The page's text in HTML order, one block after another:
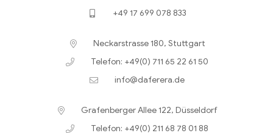
+49 17 699 078 833
Neckarstrasse 180, Stuttgart
Telefon: +49(0) 711 65 22 61 50
info@daferera.de
Grafenberger Allee 122, Düsseldorf
Telefon: +49(0) 211 68 78 01 88